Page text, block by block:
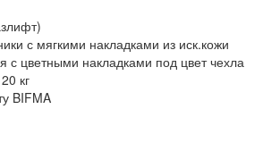
с мягкими накладками из иск.кожи
с цветными накладками под цвет чехла
кг
BIFMA